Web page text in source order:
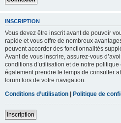
INSCRIPTION
Vous devez être inscrit avant de pouvoir
rapide et vous offre de nombreux
peuvent accorder des fonctionnalités
Avant de vous inscrire, assurez-vous
conditions d’utilisation et de notre
également prendre le temps de consulter
forum lors de votre navigation.
Conditions d’utilisation | Politique de
Inscription